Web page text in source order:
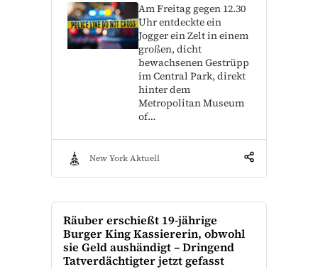
Am Freitag gegen 12.30
Uhr entdeckte ein
Jogger ein Zelt in einem
großen, dicht
bewachsenen Gestrüpp
im Central Park, direkt
hinter dem
Metropolitan Museum
of…
New York Aktuell
Räuber erschießt 19-jährige
Burger King Kassiererin, obwohl
sie Geld aushändigt – Dringend
Tatverdächtigter jetzt gefasst